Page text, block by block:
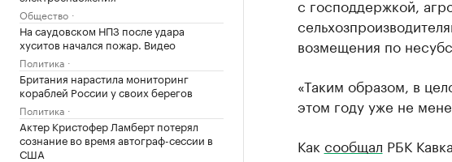
Общество
На саудовском НПЗ после удара
хуситов начался пожар. Видео
Политика
Британия нарастила мониторинг
кораблей России у своих берегов
Политика
Актер Кристофер Ламберт потерял
сознание во время автограф-сессии в
США
с господдержкой,
возмещения по
«Таким образом, в
этом году уже не
Как сообщал РБК